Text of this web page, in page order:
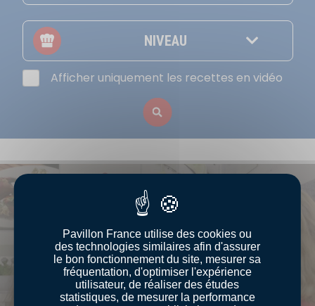
NIVEAU
Afficher uniquement les recettes en vidéo
Voir la vidéo
Pavillon France utilise des cookies ou
des technologies similaires afin d'assurer
le bon fonctionnement du site, mesurer sa
fréquentation, d'optimiser l'expérience
utilisateur, de réaliser des études
statistiques, de mesurer la performance